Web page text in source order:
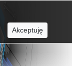
Akceptuję